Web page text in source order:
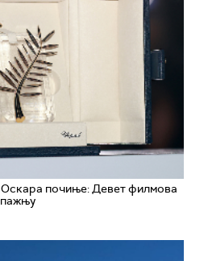
Оскара почиње: Девет филмова
пажњу